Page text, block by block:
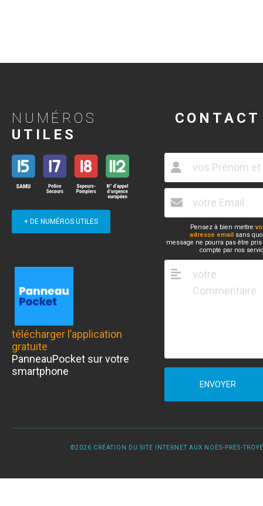
NUMÉROS
UTILES
+ DE NUMÉROS UTILES
télécharger l’application
gratuite
PanneauPocket sur votre
smartphone
CONTACT
Pensez à bien mettre
adresse email sans
message ne pourra pas être
compte par nos
ENVOYER
©2026 CRÉATION DU SITE INTERNET AUX NOËS-PRÈS-